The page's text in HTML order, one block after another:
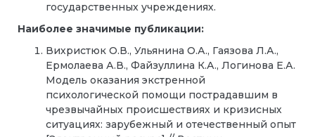
государственных учреждениях.
Наиболее значимые публикации:
Вихристюк О.В., Ульянина О.А., Гаязова Л.А.,
Ермолаева А.В., Файзуллина К.А., Логинова Е.А.
Модель оказания экстренной
психологической помощи пострадавшим в
чрезвычайных происшествиях и кризисных
ситуациях: зарубежный и отечественный опыт